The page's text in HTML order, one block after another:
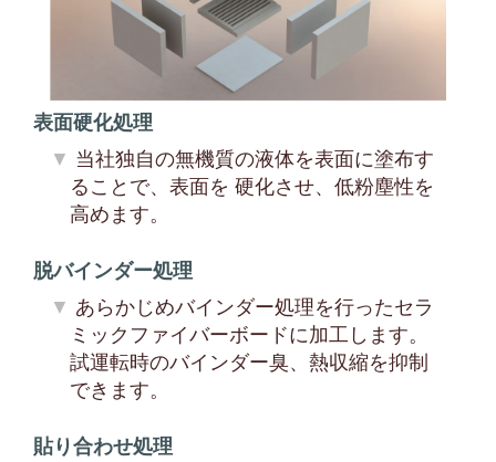
表面硬化処理
当社独自の無機質の液体を表面に塗布す
ることで、表面を 硬化させ、低粉塵性を
高めます。
脱バインダー処理
あらかじめバインダー処理を行ったセラ
ミックファイバーボードに加工します。
試運転時のバインダー臭、熱収縮を抑制
できます。
貼り合わせ処理